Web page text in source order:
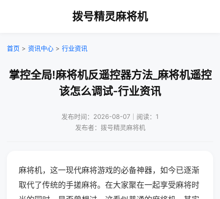
拨号精灵麻将机
首页 > 资讯中心 > 行业资讯
掌控全局!麻将机反遥控器方法_麻将机遥控
该怎么调试-行业资讯
发布时间：2026-08-07｜阅读：1
发布者：拨号精灵麻将机
麻将机，这一现代麻将游戏的必备神器，如今已逐渐
取代了传统的手搓麻将。在大家聚在一起享受麻将时